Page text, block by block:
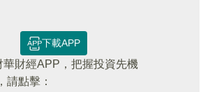
下載APP
華財經APP，把握投資先機
請點擊：